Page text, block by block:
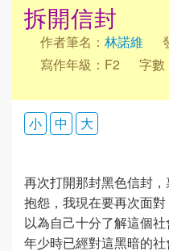
拆開信封
作者筆名： 林諾維
寫作年級：F2
字數
小 中 大
再次打開那封黑色信封
抱怨，我現在要再次面
以為自己十分了解這個
年少時已經對這黑暗的社